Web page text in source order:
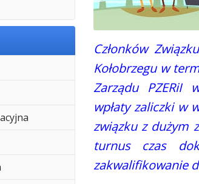
Członków
Kołobrzegu w
Zarządu PZERiI
wpłaty zaliczki w
związku z dużym
turnus czas
zakwalifikowanie